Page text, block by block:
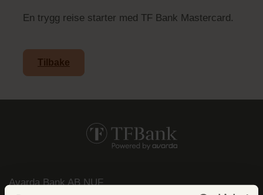
En trygg reise starter med TF Bank Mastercard.
Tilbake
Avarda Bank AB NUF